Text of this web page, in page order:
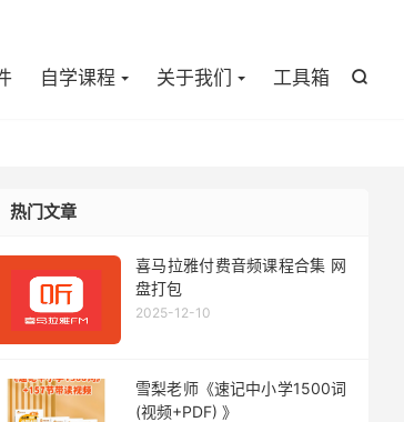

自学课程 关于我们 工具箱
热门文章
喜马拉雅付费音频课程合集 网
盘打包
2025-12-10
雪梨老师《速记中小学1500词
(视频+PDF) 》